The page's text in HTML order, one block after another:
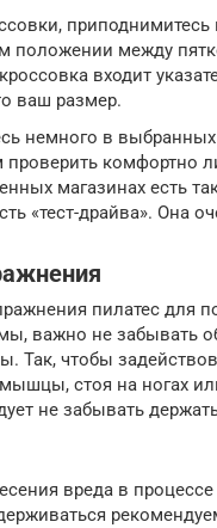
приподнимитесь
положении между
входит
ваш размер.
немного в
комфортно
магазинах есть
«тест-драйва». Она
пилатес для
важно не забывать
Так, чтобы
стоя на ногах
не забывать
вреда в